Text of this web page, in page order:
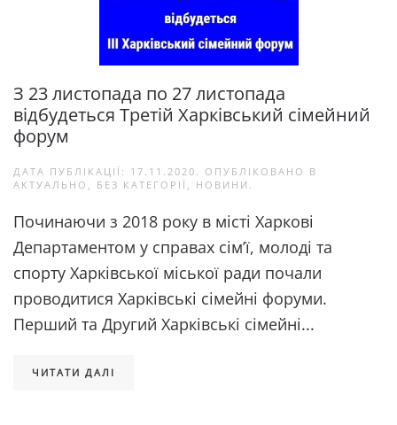
З 23 листопада по 27 листопада
відбудеться Третій Харківський сімейний
форум
ДАТА ПУБЛІКАЦІЇ: 17.11.2020 . ОПУБЛІКОВАНО В
АКТУАЛЬНО , БЕЗ КАТЕГОРІЇ , НОВИНИ .
Починаючи з 2018 року в місті Харкові
Департаментом у справах сім’ї, молоді та
спорту Харківської міської ради почали
проводитися Харківські сімейні форуми.
Перший та Другий Харківські сімейні...
ЧИТАТИ ДАЛІ